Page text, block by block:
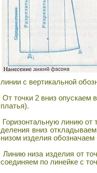
линии с вертикальной
От точки 2 вниз опускаем
платья).
Горизонтальную линию от
деления вниз
низом изделия обозначаем
Линию низа изделия от
соединяем по линейке с